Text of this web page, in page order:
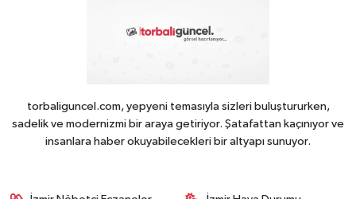
torbaliguncel.com, yepyeni temasıyla sizleri buluştururken,
sadelik ve modernizmi bir araya getiriyor. Şatafattan kaçınıyor ve
insanlara haber okuyabilecekleri bir altyapı sunuyor.